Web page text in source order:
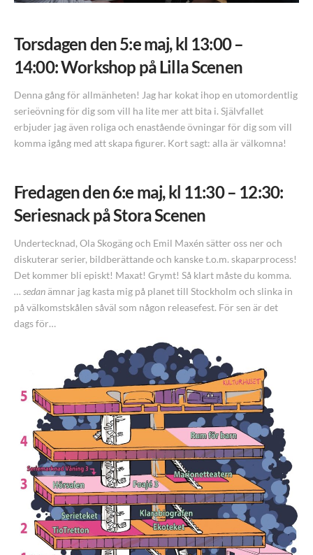
Torsdagen den 5:e maj, kl 13:00 –
14:00: Workshop på Lilla Scenen
Denna gång för allmänheten! Jag har kokat ihop en utomordentlig
serieövning för dig som vill ha lite mer att bita i. Självfallet
erbjuder jag även roliga och enastående övningar för dig som vill
komma igång med att skapa figurer. Kort sagt: alla är välkomna!
Fredagen den 6:e maj, kl 11:30 – 12:30:
Seriesnack på Stora Scenen
Undertecknad, Ola Skogäng och Emil Maxén sätter oss ner och
diskuterar serier, bildberättande och kanske t.o.m. skaparprocess!
Det kommer bli episkt! Maxat! Grymt! Så klart måste du komma.
… sedanämnar jag kasta mig på planet till Stockholm och slinka in
på välkomstskålen såväl som någon releasefest. För sen är det
dags för…